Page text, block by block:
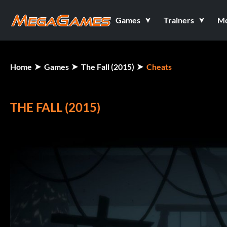
Games Trainers
Home Games The Fall (2015) Cheats
THE FALL (2015)